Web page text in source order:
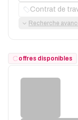
Contrat de
Recherche
offres disponibles